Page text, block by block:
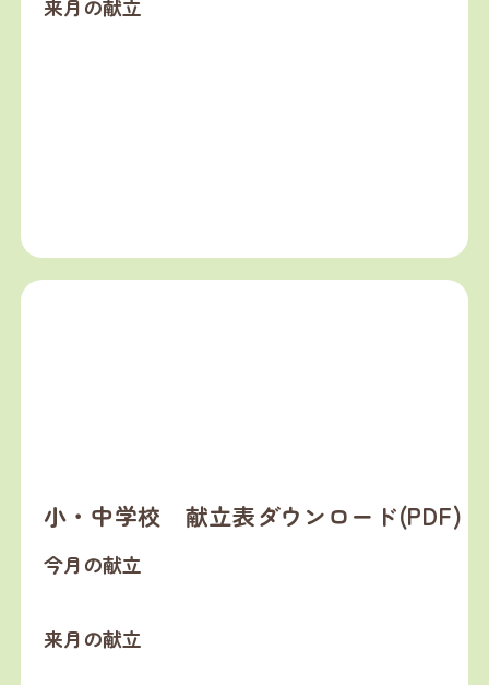
来月の献立
小・中学校 献立表ダウンロード(PDF)
今月の献立
来月の献立